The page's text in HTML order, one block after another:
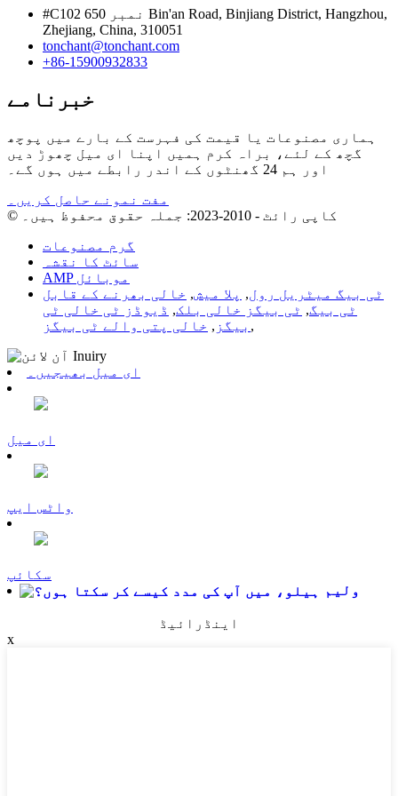
#C102 نمبر 650 Bin'an Road, Binjiang District, Hangzhou,
Zhejiang, China, 310051
tonchant@tonchant.com
+86-15900932833
خبرنامے
ہماری مصنوعات یا قیمت کی فہرست کے بارے میں پوچھ
گچھ کے لئے، براہ کرم ہمیں اپنا ای میل چھوڑ دیں
اور ہم 24 گھنٹوں کے اندر رابطے میں ہوں گے۔
مفت نمونے حاصل کریں۔
© کاپی رائٹ - 2010-2023: جملہ حقوق محفوظ ہیں۔
گرم مصنوعات
سائٹ کا نقشہ
AMP موبائل
ٹی بیگ میٹریل رول, پلا میش, خالی بھرنے کے قابل
ٹی بیگ, ٹی بیگز خالی بلک, ڈیوڈز ٹی خالی ٹی
بیگز , خالی پتی والے ٹی بیگز ,
ای میل بھیجیں۔
ای میل
واٹس ایپ
سکائپ
ولیم
اینڈرائیڈ
x